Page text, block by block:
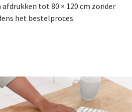
tot 80 × 120 cm zonder
het bestelproces.